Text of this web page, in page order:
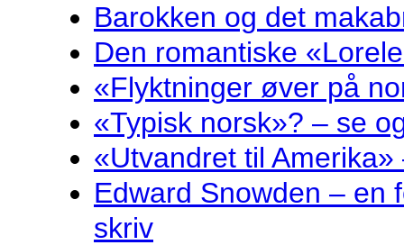
Barokken og det
Den romantiske
«Flyktninger øver på
«Typisk norsk»? – se
«Utvandret til
Edward Snowden – en
skriv